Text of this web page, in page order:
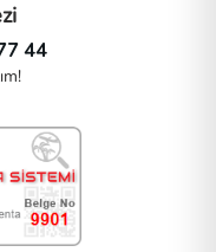
44